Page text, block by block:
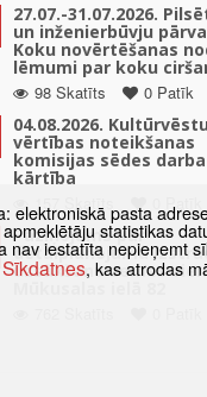
27.07.-31.07.2026.
un inženierbūvju
Koku novērtēšanas
lēmumi par koku
98 Skatīts
0 Patīk
04.08.2026.
vērtības noteikšanas
komisijas sēdes darba
kārtība
157 Skatīts
0 Patīk
Paziņojums par
detālplānojuma
uzsākšanu zemes
elektroniskā pasta
statistikas
iestatīta nepieņemt
Sīkdatnes, kas atrodas